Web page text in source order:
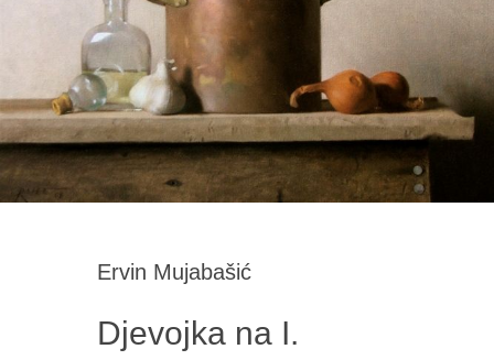
Ervin Mujabašić
Djevojka na I.